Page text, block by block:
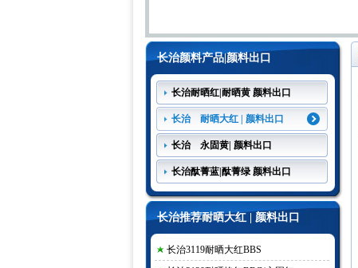
长治颜料产品|颜料出口
长治耐晒红|耐晒黄 颜料出口
长治 耐晒大红 | 颜料出口
长治 永固黄| 颜料出口
长治酞菁蓝|酞菁绿 颜料出口
长治推荐耐晒大红 | 颜料出口
长治3119耐晒大红BBS